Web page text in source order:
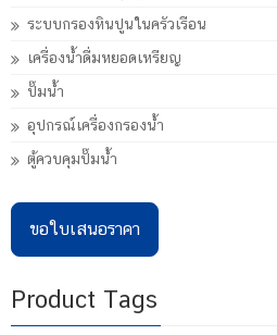
ระบบกรองหินปูนในครัวเรือน
เครื่องน้ำดื่มหยอดเหรียญ
ปั๊มน้ำ
อุปกรณ์เครื่องกรองน้ำ
ตู้ควบคุมปั๊มน้ำ
ขอใบเสนอราคา
Product Tags